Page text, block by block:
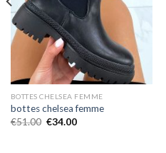
BOTTES CHELSEA FEMME
bottes chelsea femme
€51.00 €34.00